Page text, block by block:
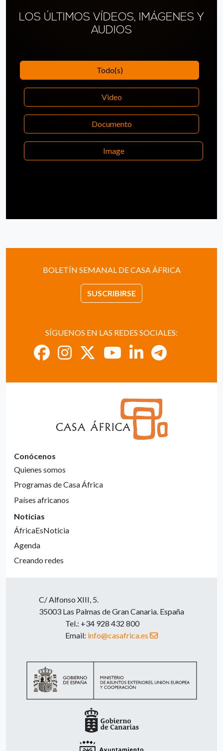
LOS ÚLTIMOS VÍDEOS, IMÁGENES Y
AUDIOS
Todo(s)
Video
Documento
Image
BOLETÍN SEMANAL DE CASA ÁFRICA
SUSCRIBIRSE
SÍGUENOS EN LAS REDES SOCIALES:
Conócenos
Quienes somos
Programas de Casa África
Países africanos
Noticias
ÁfricaEsNoticia
Agenda
Creando redes
C/ Alfonso XIII, 5.
35003 Las Palmas de Gran Canaria. España
Tel.: +34 928 432 800
Email: info@casafrica.es